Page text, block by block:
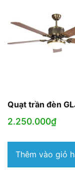
Quạt trần đèn
2.250.000₫
Thêm vào giỏ